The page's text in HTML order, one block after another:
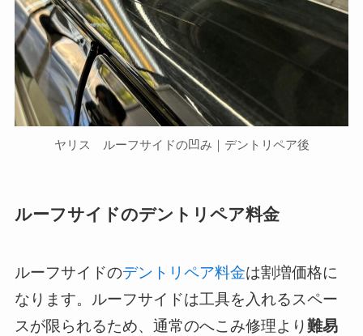
ヤリス ルーフサイドの凹み｜デントリペア後
ルーフサイドのデントリペア料金
ルーフサイドのデントリペア料金は割増価格に
なります。ルーフサイドは工具を入れるスペー
スが限られるため、通常のへこみ修理より難易